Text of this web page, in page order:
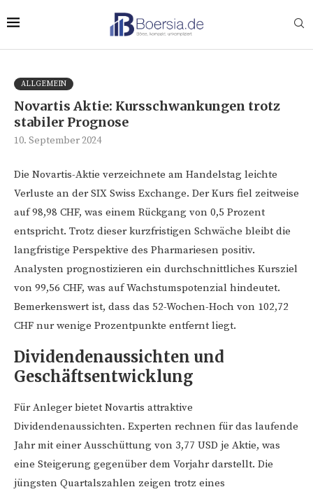
ALLGEMEIN
Novartis Aktie: Kursschwankungen trotz
stabiler Prognose
10. September 2024
Die Novartis-Aktie verzeichnete am Handelstag leichte
Verluste an der SIX Swiss Exchange. Der Kurs fiel zeitweise
auf 98,98 CHF, was einem Rückgang von 0,5 Prozent
entspricht. Trotz dieser kurzfristigen Schwäche bleibt die
langfristige Perspektive des Pharmariesen positiv.
Analysten prognostizieren ein durchschnittliches Kursziel
von 99,56 CHF, was auf Wachstumspotenzial hindeutet.
Bemerkenswert ist, dass das 52-Wochen-Hoch von 102,72
CHF nur wenige Prozentpunkte entfernt liegt.
Dividendenaussichten und
Geschäftsentwicklung
Für Anleger bietet Novartis attraktive
Dividendenaussichten. Experten rechnen für das laufende
Jahr mit einer Ausschüttung von 3,77 USD je Aktie, was
eine Steigerung gegenüber dem Vorjahr darstellt. Die
jüngsten Quartalszahlen zeigen trotz eines